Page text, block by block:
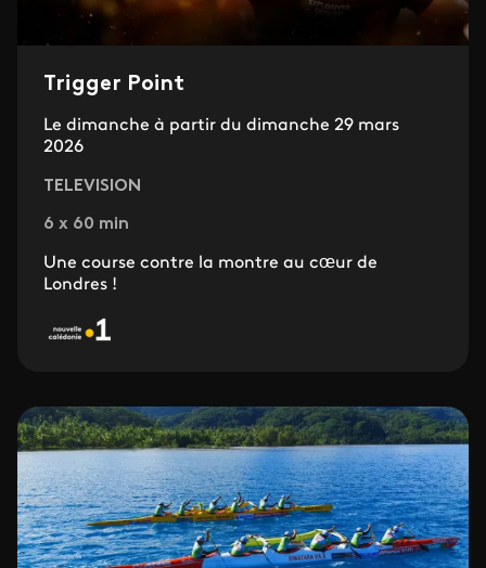
Trigger Point
Le dimanche à partir du dimanche 29 mars
2026
TELEVISION
6 x 60 min
Une course contre la montre au cœur de
Londres !